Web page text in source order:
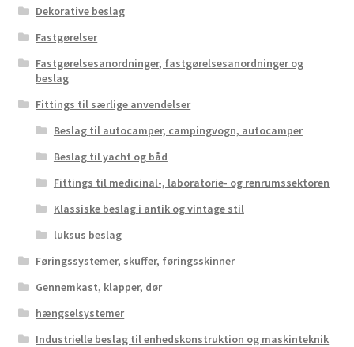
Dekorative beslag
Fastgørelser
Fastgørelsesanordninger, fastgørelsesanordninger og
beslag
Fittings til særlige anvendelser
Beslag til autocamper, campingvogn, autocamper
Beslag til yacht og båd
Fittings til medicinal-, laboratorie- og renrumssektoren
Klassiske beslag i antik og vintage stil
luksus beslag
Føringssystemer, skuffer, føringsskinner
Gennemkast, klapper, dør
hængselsystemer
Industrielle beslag til enhedskonstruktion og maskinteknik